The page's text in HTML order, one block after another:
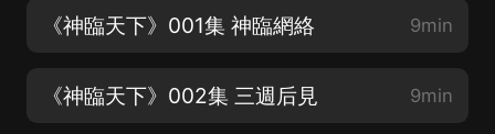
《神臨天下》001集 神臨網絡 9min
《神臨天下》002集 三週后見 9min